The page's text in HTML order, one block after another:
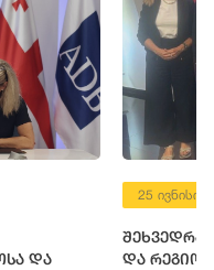
და
25 ივნისი
შეხვედრა
და